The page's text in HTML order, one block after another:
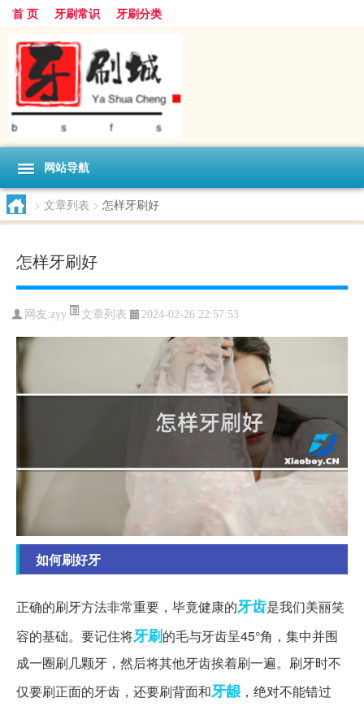
首 页 牙刷常识 牙刷分类
网站导航
> 文章列表 > 怎样牙刷好
怎样牙刷好
网友:zyy 文章列表 2024-02-26 22:57:53
如何刷好牙
正确的刷牙方法非常重要，毕竟健康的牙齿是我们美丽笑
容的基础。要记住将牙刷的毛与牙齿呈45°角，集中并围
成一圈刷几颗牙，然后将其他牙齿挨着刷一遍。刷牙时不
仅要刷正面的牙齿，还要刷背面和牙龈 ，绝对不能错过